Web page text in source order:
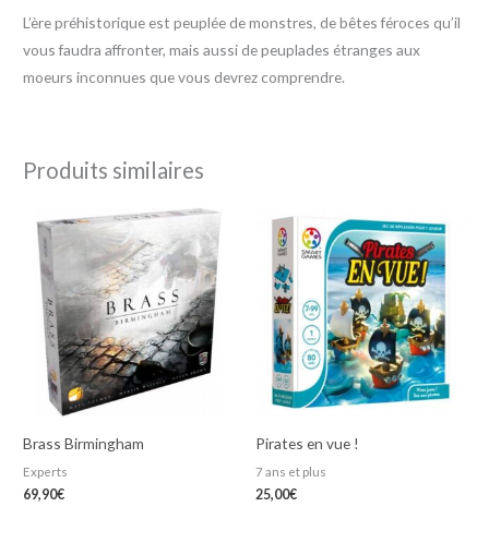
L’ère préhistorique est peuplée de monstres, de bêtes féroces qu’il
vous faudra affronter, mais aussi de peuplades étranges aux
moeurs inconnues que vous devrez comprendre.
Produits similaires
Brass Birmingham
Experts
69,90€
Pirates en vue !
7 ans et plus
25,00€